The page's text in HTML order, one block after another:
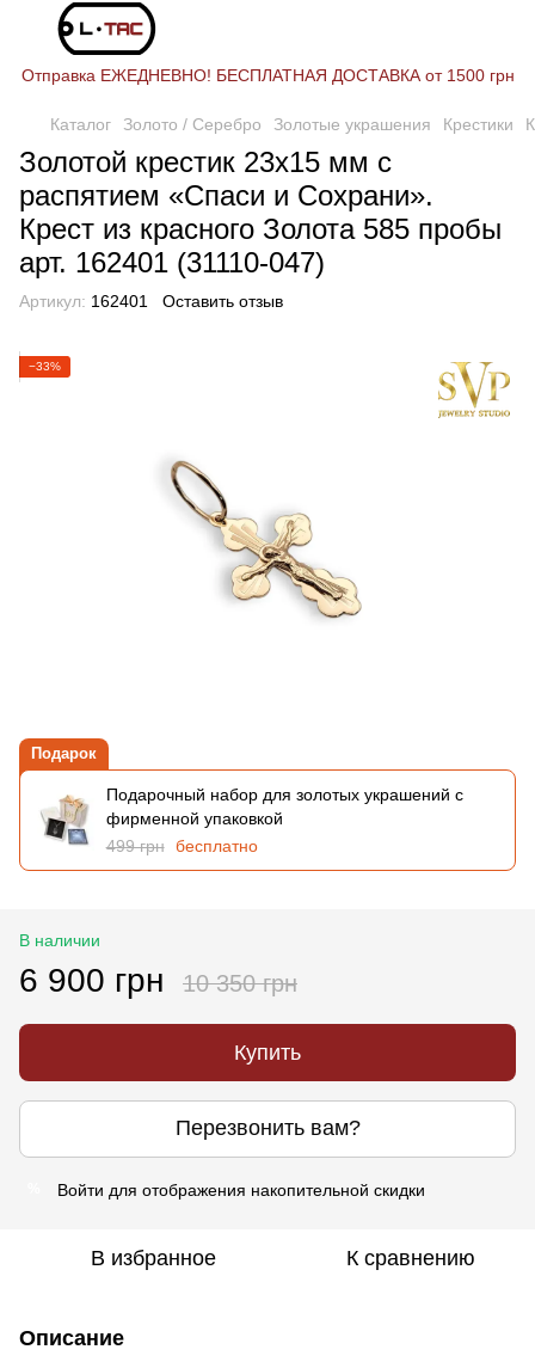
Отправка ЕЖЕДНЕВНО! БЕСПЛАТНАЯ ДОСТАВКА от 1500 грн
Каталог Золото / Серебро Золотые украшения Крестики
Золотой крестик 23х15 мм с
распятием «Спаси и Сохрани».
Крест из красного Золота 585 пробы
арт. 162401 (31110-047)
Артикул: 162401 Оставить отзыв
−33%
Подарок
Подарочный набор для золотых украшений с
фирменной упаковкой
499 грн бесплатно
В наличии
6 900 грн 10 350 грн
Купить
Перезвонить вам?
Войти для отображения накопительной скидки
В избранное К сравнению
Описание